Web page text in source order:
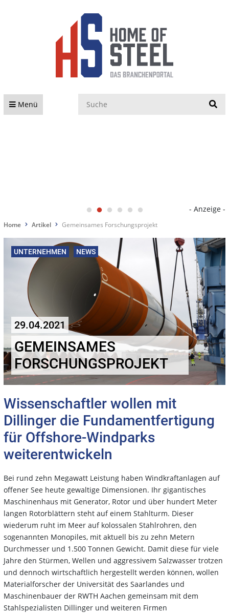
Menü
- Anzeige -
Home Artikel Gemeinsames Forschungsprojekt
UNTERNEHMEN NEWS
29.04.2021
GEMEINSAMES
FORSCHUNGSPROJEKT
Wissenschaftler wollen mit
Dillinger die Fundamentfertigung
für Offshore-Windparks
weiterentwickeln
Bei rund zehn Megawatt Leistung haben Windkraftanlagen auf
offener See heute gewaltige Dimensionen. Ihr gigantisches
Maschinenhaus mit Generator, Rotor und über hundert Meter
langen Rotorblättern steht auf einem Stahlturm. Dieser
wiederum ruht im Meer auf kolossalen Stahlrohren, den
sogenannten Monopiles, mit aktuell bis zu zehn Metern
Durchmesser und 1.500 Tonnen Gewicht. Damit diese für viele
Jahre den Stürmen, Wellen und aggressivem Salzwasser trotzen
und dennoch wirtschaftlich hergestellt werden können, wollen
Materialforscher der Universität des Saarlandes und
Maschinenbauer der RWTH Aachen gemeinsam mit dem
Stahlspezialisten Dillinger und weiteren Firmen